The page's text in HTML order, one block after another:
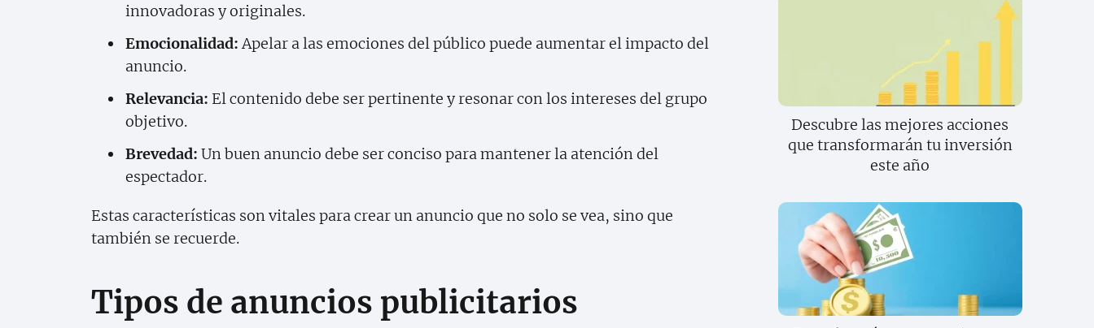
innovadoras y originales.
Emocionalidad: Apelar a las emociones del público puede aumentar el impacto del
anuncio.
Relevancia: El contenido debe ser pertinente y resonar con los intereses del grupo
objetivo.
Brevedad: Un buen anuncio debe ser conciso para mantener la atención del
espectador.
Estas características son vitales para crear un anuncio que no solo se vea, sino que
también se recuerde.
Tipos de anuncios publicitarios
Descubre las mejores acciones
que transformarán tu inversión
este año